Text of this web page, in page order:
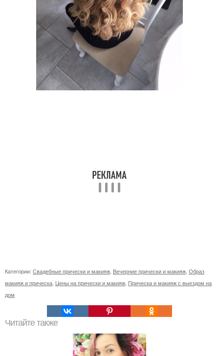
Категории: Свадебные прически и макияж Вечерние прически и макияж Образ
макияж и прическа Цены на прически и макияж Прическа и макияж с выездом на
дом
Читайте также